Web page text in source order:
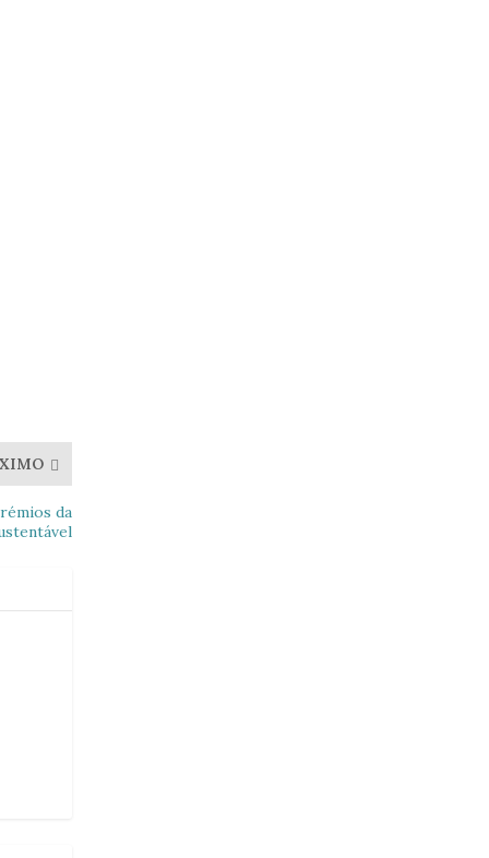
da